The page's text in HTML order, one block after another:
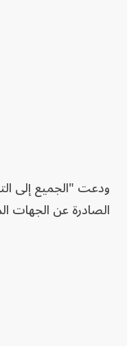
ودعت "الجميع إلى
الصادرة عن الجهات